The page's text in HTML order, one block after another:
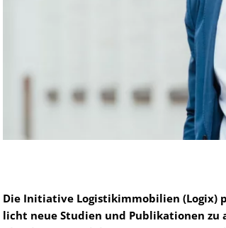
Die Initia­tive Logis­tik­im­mo­bi­lien (Logix)
licht neue Stu­dien und Publi­ka­tio­nen